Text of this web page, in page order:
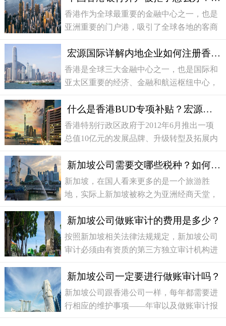
香港作为全球最重要的金融中心之一，也是
亚洲重要的门户港，吸引了全球各地的客商
进行全球贸易。但随着全球反洗钱和反恐怖
主义募资的大潮，不
宏源国际详解内地企业如何注册香港公司成功开拓国际市场
香港是全球三大金融中心之一，也是国际和
亚太区重要的经济、金融和航运枢纽中心，
年被美国传统补贴会评为“全球最自由经济
体
什么是香港BUD专项补贴？宏源国际详细解答
香港特别行政区政府于2012年6月推出一项
总值10亿元的发展品牌、升级转型及拓展内
贴”），当时这个200 万元补贴主要是协助中
小企业，包括初创企业，把握
新加坡公司需要交哪些税种？如何缴税？
新加坡，在国人看来更多的是一个旅游胜
地，实际上新加坡被称之为亚洲经商天堂，
加坡仍然有极强的经济活力，加之新加坡拥
有很多金融优惠政策，
新加坡公司做账审计的费用是多少？
按照新加坡相关法律法规规定，新加坡公司
审计必须由有资质的第三方独立审计机构进
业会计师，通常称为新加坡执牌会计师），
在这个过程中必定产
新加坡公司一定要进行做账审计吗？
新加坡公司跟香港公司一样，每年都需要进
行相应的维护事项——年审以及做账审计报